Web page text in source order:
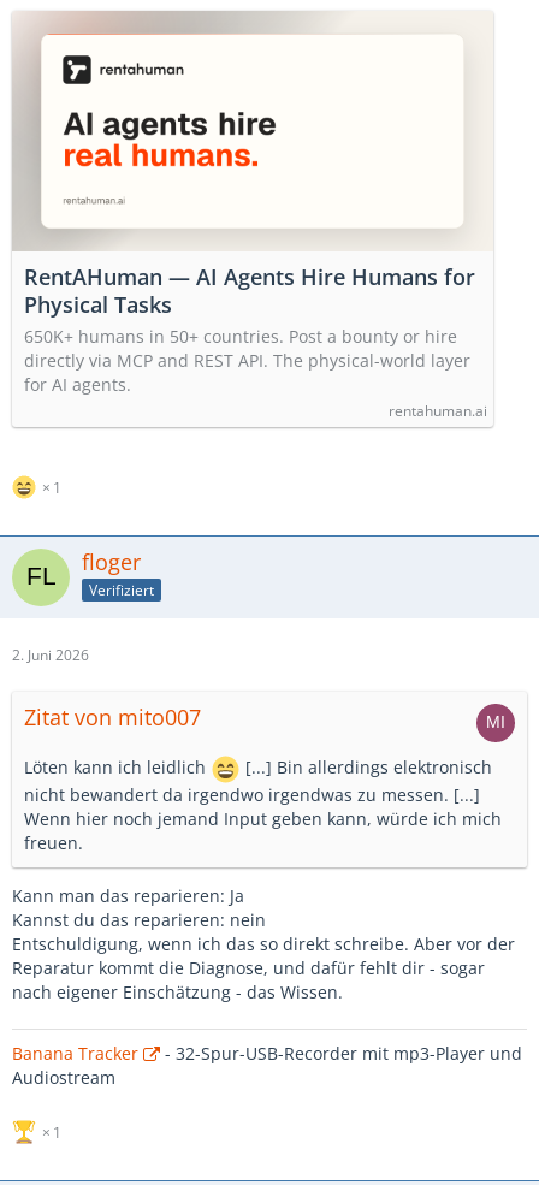
RentAHuman — AI Agents Hire Humans for
Physical Tasks
650K+ humans in 50+ countries. Post a bounty or hire
directly via MCP and REST API. The physical-world layer
for AI agents.
rentahuman.ai
1
floger
Verifiziert
2. Juni 2026
Zitat von mito007
Löten kann ich leidlich
[...] Bin allerdings elektronisch
nicht bewandert da irgendwo irgendwas zu messen. [...]
Wenn hier noch jemand Input geben kann, würde ich mich
freuen.
Kann man das reparieren: Ja
Kannst du das reparieren: nein
Entschuldigung, wenn ich das so direkt schreibe. Aber vor der
Reparatur kommt die Diagnose, und dafür fehlt dir - sogar
nach eigener Einschätzung - das Wissen.
Banana Tracker
- 32-Spur-USB-Recorder mit mp3-Player und
Audiostream
1